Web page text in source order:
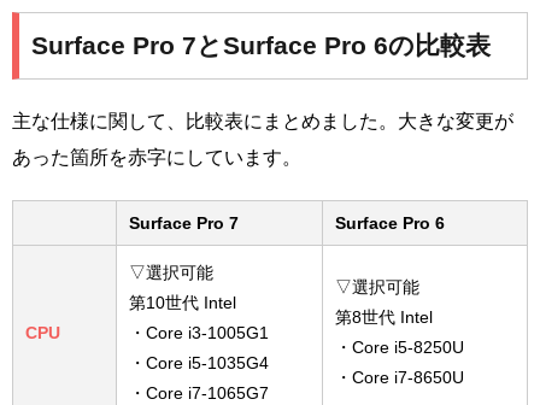
Surface Pro 7とSurface Pro 6の比較表
主な仕様に関して、比較表にまとめました。大きな変更が
あった箇所を赤字にしています。
Surface Pro 7 Surface Pro 6
CPU
▽選択可能
第10世代 Intel
・Core i3-1005G1
・Core i5-1035G4
・Core i7-1065G7
▽選択可能
第8世代 Intel
・Core i5-8250U
・Core i7-8650U